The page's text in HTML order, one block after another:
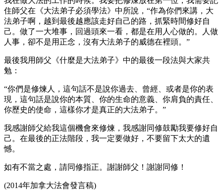
住師父在《大法弟子必須學法》中所說，“作為你們來講，大
法弟子啊，越到最後越應該走好自己的路，抓緊時間修好自
己。做了一大堆事，回過頭來一看，都是在用人心做的。人做
人事，卻不是用正念，沒有大法弟子的威德在裡頭。”
最後我用師父《什麼是大法弟子》中的最後一段法與大家共
勉：
“你們是修煉人，這句話不是說你過去、曾經、或者是你的表
現，這句話是說你的本質、你的生命的意義、你肩負的責任、
你歷史的使命，這樣你才是真正的大法弟子。”
我感謝師父給我這個機會來修煉，我感謝同修鼓勵我要修好自
己。在最後的正法階段，我一定要做好，不要留下太大的遺
憾。
如有不當之處，請同修指正。謝謝師父！謝謝同修！
(2014年加拿大法會發言稿)